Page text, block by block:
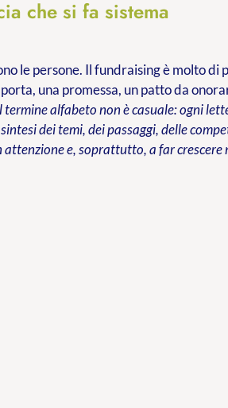
che si fa sistema
le persone. Il fundraising è molto
una promessa, un patto da
termine alfabeto non è casuale: ogni
dei temi, dei passaggi, delle
e, soprattutto, a far